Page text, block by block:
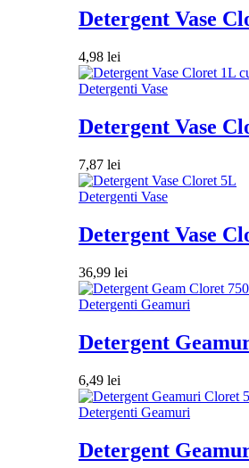
Detergent Vase
4,98 lei
Detergenti Vase
Detergent Vase
7,87 lei
Detergenti Vase
Detergent Vase
36,99 lei
Detergenti Geamuri
Detergent
6,49 lei
Detergenti Geamuri
Detergent